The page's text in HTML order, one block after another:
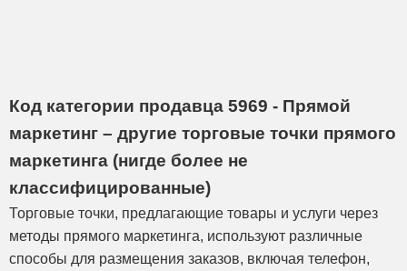
Код категории продавца 5969 - Прямой
маркетинг – другие торговые точки прямого
маркетинга (нигде более не
классифицированные)
Торговые точки, предлагающие товары и услуги через
методы прямого маркетинга, используют различные
способы для размещения заказов, включая телефон,